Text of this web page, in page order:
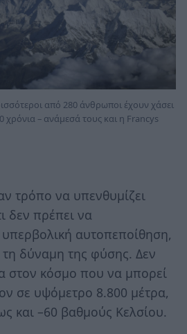
από 280 άνθρωποι έχουν χάσει
χρόνια – ανάμεσά τους και η Francys
τρόπο να υπενθυμίζει
δεν πρέπει να
αυτοπεποίθηση,
δύναμη της φύσης. Δεν
στον κόσμο που να μπορεί
σε υψόμετρο 8.800 μέτρα,
και –60 βαθμούς Κελσίου.